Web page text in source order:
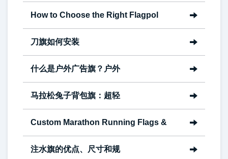
How to Choose the Right Flagpol
刀旗如何安装
什么是户外广告旗？户外
马拉松兔子背包旗：超轻
Custom Marathon Running Flags &
注水旗的优点、尺寸和规